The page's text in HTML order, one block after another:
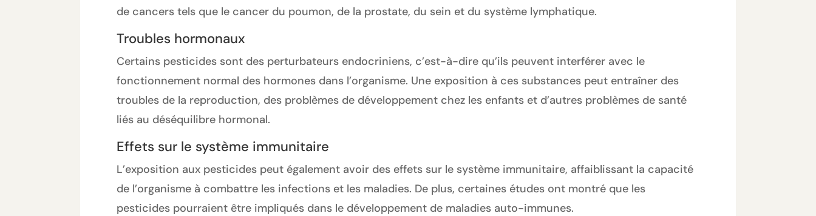
de cancers tels que le cancer du poumon, de la prostate, du sein et du système lymphatique.
Troubles hormonaux
Certains pesticides sont des perturbateurs endocriniens, c’est-à-dire qu’ils peuvent interférer avec le
fonctionnement normal des hormones dans l’organisme. Une exposition à ces substances peut entraîner des
troubles de la reproduction, des problèmes de développement chez les enfants et d’autres problèmes de santé
liés au déséquilibre hormonal.
Effets sur le système immunitaire
L’exposition aux pesticides peut également avoir des effets sur le système immunitaire, affaiblissant la capacité
de l’organisme à combattre les infections et les maladies. De plus, certaines études ont montré que les
pesticides pourraient être impliqués dans le développement de maladies auto-immunes.